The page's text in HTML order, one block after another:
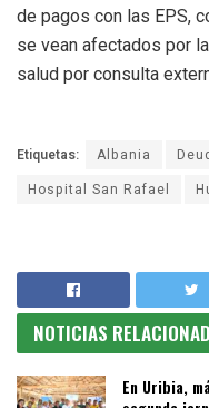
de pagos con las EPS,
se vean afectados por
salud por consulta
Etiquetas: Albania
Hospital San Rafael
NOTICIAS
En Uribia,